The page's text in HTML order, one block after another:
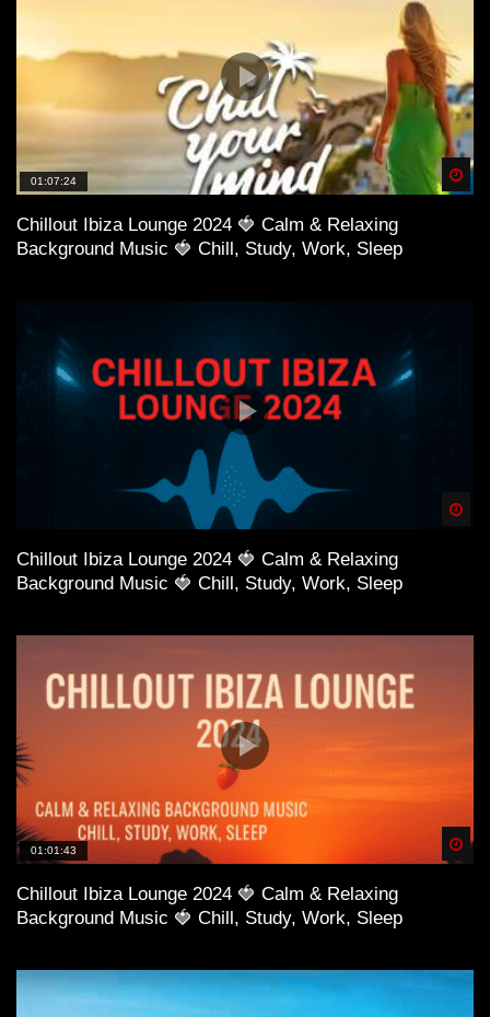
01:07:24
Chillout Ibiza Lounge 2024 🍓 Calm & Relaxing
Background Music 🍓 Chill, Study, Work, Sleep
Chillout Ibiza Lounge 2024 🍓 Calm & Relaxing
Background Music 🍓 Chill, Study, Work, Sleep
01:01:43
Chillout Ibiza Lounge 2024 🍓 Calm & Relaxing
Background Music 🍓 Chill, Study, Work, Sleep